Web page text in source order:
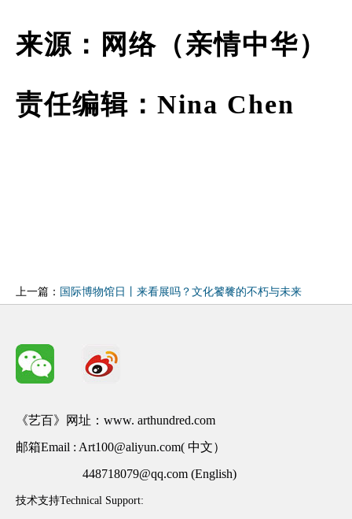
来源：网络（亲情中华）
责任编辑：Nina Chen
上一篇： 国际博物馆日丨来看展吗？文化饕餮的不朽与未来
《艺百》网址：www. arthundred.com
邮箱Email : Art100@aliyun.com( 中文）
448718079@qq.com (English)
技术支持Technical Support: